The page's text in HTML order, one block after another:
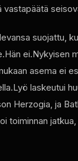
vastapäätä
suojattu,
ei.Nykyisen
asema ei
laskeutui
Herzogia, ja
toiminnan